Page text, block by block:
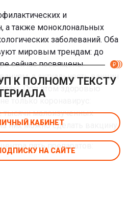
и
а также моноклональных
заболеваний. Оба
мировым трендам: до
сейчас посвящены
а актуальность вакцин
При этом здоровью
тысячи малоизученных
них можно сделать вакцину.
пять препаратов:
К ПОЛНОМУ ТЕКСТУ
КАБИНЕТ
НА САЙТЕ